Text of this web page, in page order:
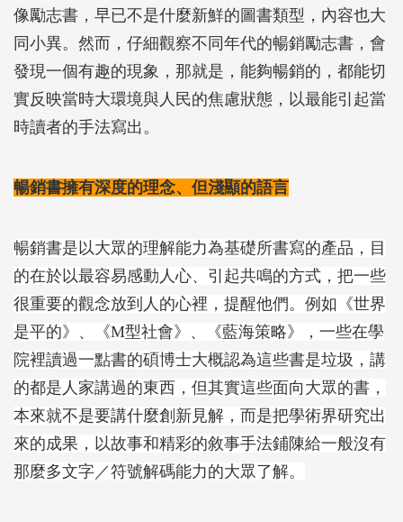
像勵志書，早已不是什麼新鮮的圖書類型，內容也大
同小異。然而，仔細觀察不同年代的暢銷勵志書，會
發現一個有趣的現象，那就是，能夠暢銷的，都能切
實反映當時大環境與人民的焦慮狀態，以最能引起當
時讀者的手法寫出。
暢銷書擁有深度的理念、但淺顯的語言
暢銷書是以大眾的理解能力為基礎所書寫的產品，目
的在於以最容易感動人心、引起共鳴的方式，把一些
很重要的觀念放到人的心裡，提醒他們。例如《世界
是平的》、《M型社會》、《藍海策略》，一些在學
院裡讀過一點書的碩博士大概認為這些書是垃圾，講
的都是人家講過的東西，但其實這些面向大眾的書，
本來就不是要講什麼創新見解，而是把學術界研究出
來的成果，以故事和精彩的敘事手法鋪陳給一般沒有
那麼多文字／符號解碼能力的大眾了解。